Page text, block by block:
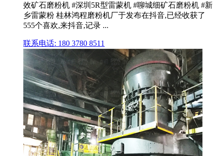
效矿石磨粉机 #深圳5R型雷蒙机 #聊城细矿石磨粉机 #新
乡雷蒙粉 桂林鸿程磨粉机厂于发布在抖音,已经收获了
555个喜欢,来抖音,记录 ...
联系电话: 180 3780 8511